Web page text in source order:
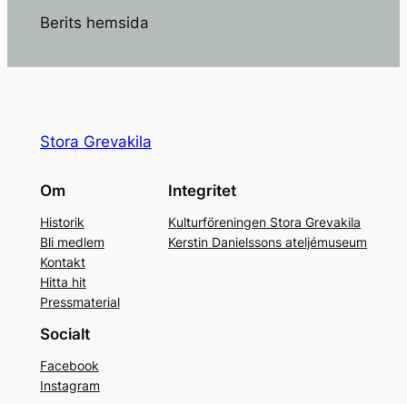
Berits hemsida
Stora Grevakila
Om
Historik
Bli medlem
Kontakt
Hitta hit
Pressmaterial
Integritet
Kulturföreningen Stora Grevakila
Kerstin Danielssons ateljémuseum
Socialt
Facebook
Instagram